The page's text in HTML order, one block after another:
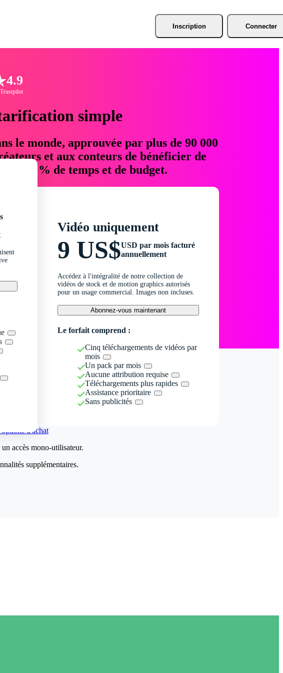
Inscription Connecter
4.9
simple
le monde, approuvée par plus de 90 000
et aux conteurs de bénéficier de
76 % de temps et de budget.
Vidéo uniquement
9 US$USD par mois facturé
annuellement
Accédez à l'intégralité de notre collection de
vidéos de stock et de motion graphics autorisés
pour un usage commercial. Images non incluses.
Abonnez-vous maintenant
Le forfait comprend :
Cinq téléchargements de vidéos par
mois
Un pack par mois
Aucune attribution requise
Téléchargements plus rapides
Assistance prioritaire
Sans publicités
d'achat
accès mono-utilisateur.
supplémentaires.